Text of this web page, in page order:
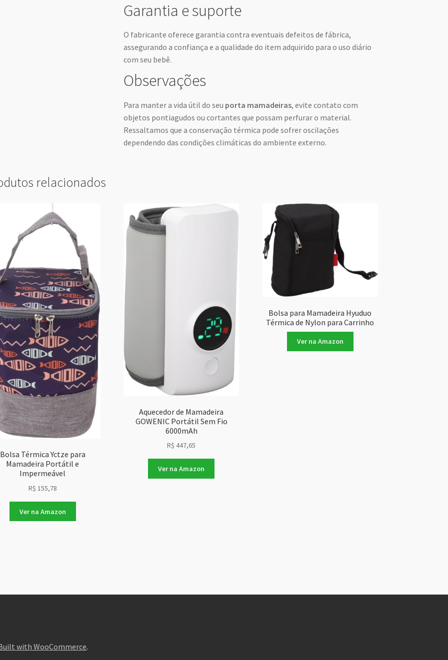
Garantia e suporte
O fabricante oferece garantia contra eventuais defeitos de fábrica,
assegurando a confiança e a qualidade do item adquirido para o uso diário
com seu bebê.
Observações
Para manter a vida útil do seu porta mamadeiras, evite contato com
objetos pontiagudos ou cortantes que possam perfurar o material.
Ressaltamos que a conservação térmica pode sofrer oscilações
dependendo das condições climáticas do ambiente externo.
relacionados
Bolsa Térmica Yctze para
Mamadeira Portátil e
Impermeável
R$ 155,78
Ver na Amazon
Aquecedor de Mamadeira
GOWENIC Portátil Sem Fio
6000mAh
R$ 447,65
Ver na Amazon
Bolsa para Mamadeira Hyuduo
Térmica de Nylon para Carrinho
Ver na Amazon
with WooCommerce.